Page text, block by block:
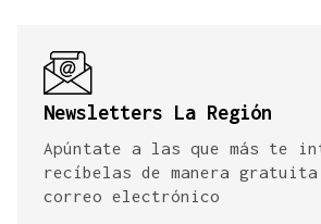
Newsletters La Región
Apúntate a las que más te
recíbelas de manera
correo electrónico